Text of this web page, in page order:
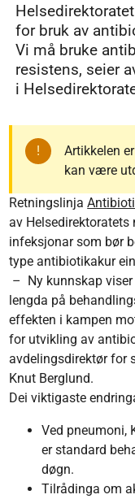
for bruk av
Vi må bruke
resistens, seier
i
Artikkelen
kan være
Retningslinja
av
infeksjonar som bør
type antibiotikakur
– Ny kunnskap
lengda på
effekten i kampen
for utvikling av
avdelingsdirektør for
Knut Berglund.
Dei viktigaste
Ved pneumoni,
er standard
døgn.
Tilrådinga om